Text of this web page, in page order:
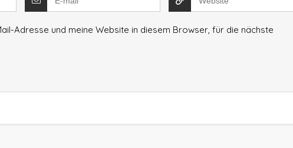
Adresse und meine Website in diesem Browser, für die nächste